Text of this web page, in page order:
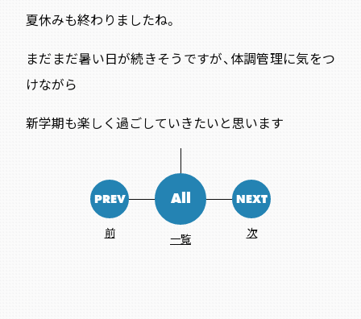
夏休みも終わりましたね。
まだまだ暑い日が続きそうですが、体調管理に気をつ
けながら
新学期も楽しく過ごしていきたいと思います
PREV
前
All
一覧
NEXT
次